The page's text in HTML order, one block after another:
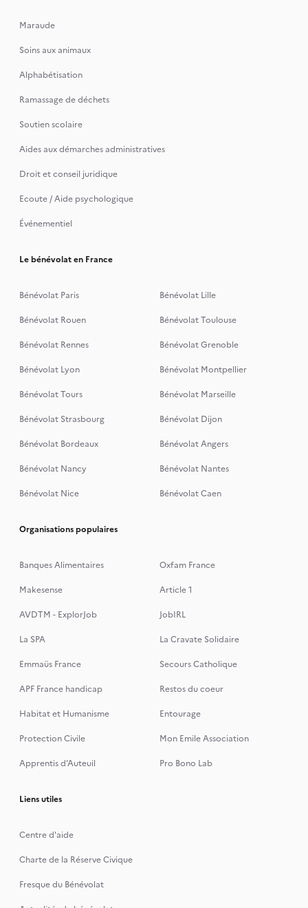
Maraude
Soins aux animaux
Alphabétisation
Ramassage de déchets
Soutien scolaire
Aides aux démarches administratives
Droit et conseil juridique
Ecoute / Aide psychologique
Événementiel
Le bénévolat en France
Bénévolat Paris
Bénévolat Lille
Bénévolat Rouen
Bénévolat Toulouse
Bénévolat Rennes
Bénévolat Grenoble
Bénévolat Lyon
Bénévolat Montpellier
Bénévolat Tours
Bénévolat Marseille
Bénévolat Strasbourg
Bénévolat Dijon
Bénévolat Bordeaux
Bénévolat Angers
Bénévolat Nancy
Bénévolat Nantes
Bénévolat Nice
Bénévolat Caen
Organisations populaires
Banques Alimentaires
Oxfam France
Makesense
Article 1
AVDTM - ExplorJob
JobIRL
La SPA
La Cravate Solidaire
Emmaüs France
Secours Catholique
APF France handicap
Restos du coeur
Habitat et Humanisme
Entourage
Protection Civile
Mon Emile Association
Apprentis d’Auteuil
Pro Bono Lab
Liens utiles
Centre d'aide
Charte de la Réserve Civique
Fresque du Bénévolat